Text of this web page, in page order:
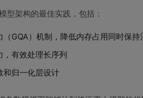
型架构的最佳实践，包括：
（GQA）机制，降低内存占用同时保持
，有效处理长序列
和归一化层设计